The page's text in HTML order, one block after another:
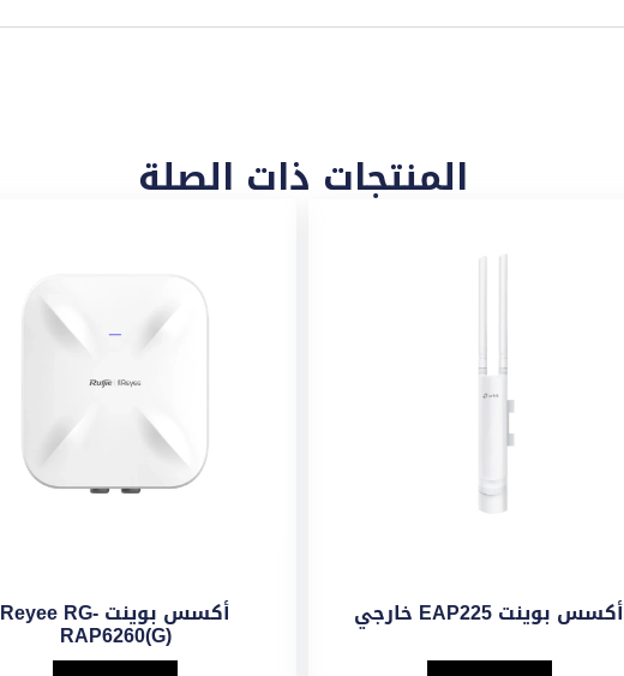
المنتجات ذات الصلة
أكسس بوينت EAP225 خارجي أكسس بوينت Reyee RG-
RAP6260(G)